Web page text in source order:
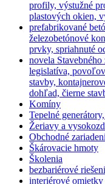
profily, výstužné
plastových okien,
prefabrikované
železobetónové
prvky, spriahnuté
novela
legislatíva,
stavby,
dohľad, čierne
Komíny
Tepelné
Žeriavy a
Obchodné
Škárovacie hmoty
Školenia
bezbariérové
interiérové omietky